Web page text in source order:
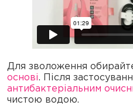
Для зволоження
основі. Після
антибактеріальним
чистою водою.